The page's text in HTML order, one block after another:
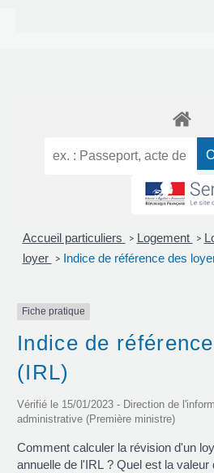
Accueil particuliers > Logement >
loyer > Indice de référence des
Fiche pratique
Indice de
(IRL)
Vérifié le 15/01/2023 - Direction de
administrative (Première ministre)
Comment calculer la révision d'un
annuelle de l'IRL ? Quel est la valeur